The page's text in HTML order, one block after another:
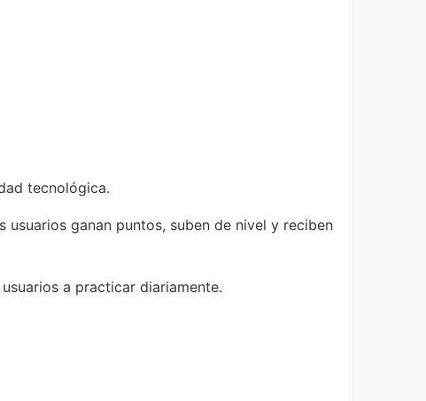
tecnológica.
ganan puntos, suben de nivel y reciben
a practicar diariamente.